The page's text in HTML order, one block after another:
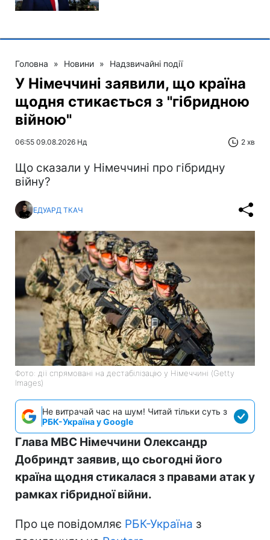
Головна » Новини » Надзвичайні події
У Німеччині заявили, що країна
щодня стикається з "гібридною
війною"
06:55 09.08.2026 Нд 2 хв
Що сказали у Німеччині про гібридну
війну?
ЕДУАРД ТКАЧ
Фото: дії спрямовані на дестабілізацію у Німеччині (Getty
Images)
Не витрачай час на шум! Читай тільки суть з
РБК-Україна у Google
Глава МВС Німеччини Олександр
Добриндт заявив, що сьогодні його
країна щодня стикалася з правами атак у
рамках гібридної війни.
Про це повідомляє РБК-Україна з